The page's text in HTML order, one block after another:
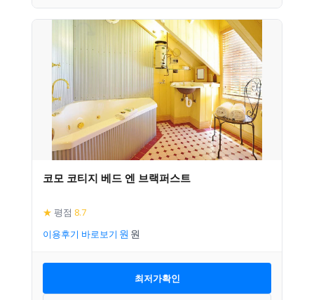
코모 코티지 베드 엔 브랙퍼스트
★ 평점 8.7
이용후기 바로보기
최저가확인